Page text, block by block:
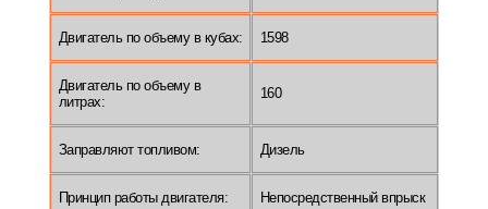
Двигатель по объему в кубах: 1598
Двигатель по объему в
литрах:
160
Заправляют топливом: Дизель
Принцип работы двигателя: Непосредственный впрыск